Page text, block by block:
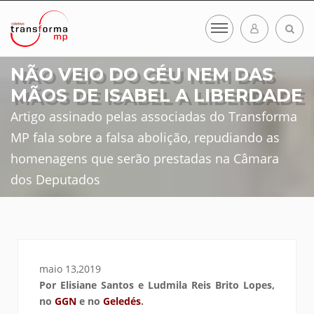
NÃO VEIO DO CÉU NEM DAS
MÃOS DE ISABEL A LIBERDADE
Artigo assinado pelas associadas do Transforma
MP fala sobre a falsa abolição, repudiando as
homenagens que serão prestadas na Câmara
dos Deputados
maio 13,2019
Por Elisiane Santos e Ludmila Reis Brito Lopes,
no GGN e no Geledés.